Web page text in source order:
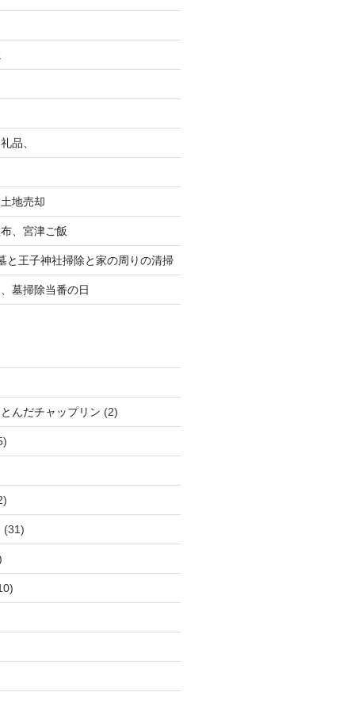
品、
地売却
、宮津ご飯
と王子神社掃除と家の周りの清掃
墓掃除当番の日
んだチャップリン (2)
(31)